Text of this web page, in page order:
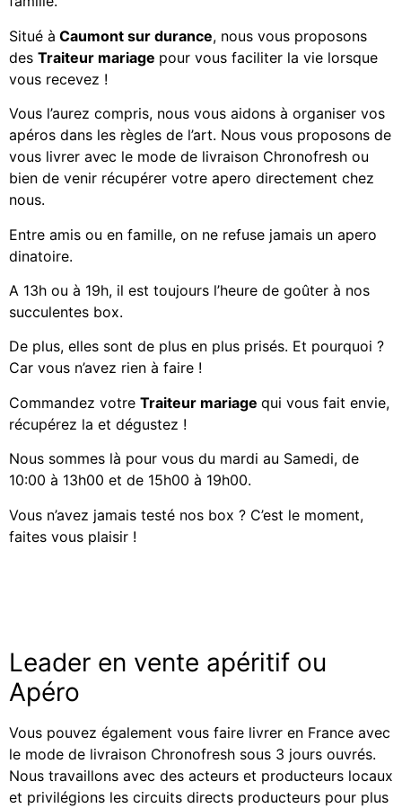
Situé à Caumont sur durance, nous vous proposons
des Traiteur mariage pour vous faciliter la vie lorsque
vous recevez !
Vous l’aurez compris, nous vous aidons à organiser vos
apéros dans les règles de l’art. Nous vous proposons de
vous livrer avec le mode de livraison Chronofresh ou
bien de venir récupérer votre apero directement chez
nous.
Entre amis ou en famille, on ne refuse jamais un apero
dinatoire.
A 13h ou à 19h, il est toujours l’heure de goûter à nos
succulentes box.
De plus, elles sont de plus en plus prisés. Et pourquoi ?
Car vous n’avez rien à faire !
Commandez votre Traiteur mariage qui vous fait envie,
récupérez la et dégustez !
Nous sommes là pour vous du mardi au Samedi, de
10:00 à 13h00 et de 15h00 à 19h00.
Vous n’avez jamais testé nos box ? C’est le moment,
faites vous plaisir !
Leader en vente apéritif ou
Apéro
Vous pouvez également vous faire livrer en France avec
le mode de livraison Chronofresh sous 3 jours ouvrés.
Nous travaillons avec des acteurs et producteurs locaux
et privilégions les circuits directs producteurs pour plus